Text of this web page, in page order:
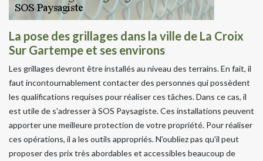
La pose des grillages dans la ville de La Croix
Sur Gartempe et ses environs
Les grillages devront être installés au niveau des terrains. En fait, il
faut incontournablement contacter des personnes qui possèdent
les qualifications requises pour réaliser ces tâches. Dans ce cas, il
est utile de s'adresser à SOS Paysagiste. Ces installations peuvent
apporter une meilleure protection de votre propriété. Pour réaliser
ces opérations, il a les outils appropriés. N'oubliez pas qu'il peut
proposer des prix très abordables et accessibles beaucoup de